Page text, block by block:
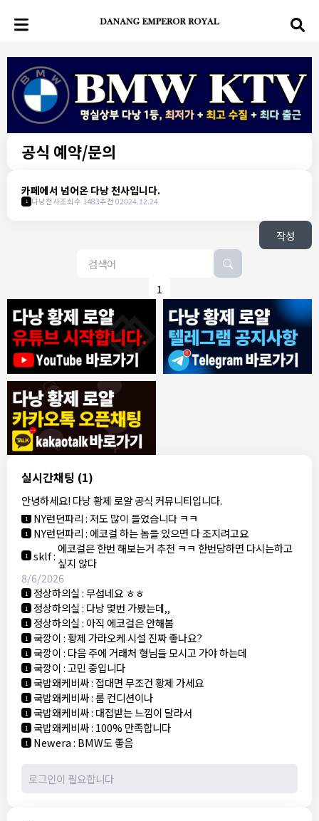
실시간채팅 (1)
안녕하세요! 다낭 황제 로얄 공식 커뮤니티입니다.
8/4/2026
1 모기한테물림:여기도 문의해보면 바로 알려줌
1 모기한테물림:정찰가보다 쌀수 없음
1 결혼안해:ㄹㅇ 팩트 ㅋㅋㅋㅋ
결혼안해:ㄹㅇ 팩트 ㅋㅋㅋㅋ
8/5/2026
NY런던파리 :다낭 에코걸 여기서 예약 가능한가요?
1 3군:에코걸 좀 조심 하는게 좋음
1 NY런던파리:저도 많이 들었습니다 ㅋㅋ
1 NY런던파리: 에코걸 하는 놈들 있으면 다 조지려고요
1 sklf: 에코걸은 한번 해보는거 추천 ㅋㅋ 한번당하면 다시는하고
싶지 않다
8/6/2026
1 정상하의실:무섭네요 ㅎㅎ
1 정상하의실: 다낭 몇번 가봤는데,,
1 정상하의실: 아직 에코걸은 안해봄
1 국깡이:황제 가라오케 시설 진짜 좋나요?
1 국깡이: 다음 주에 거래처 형님들 모시고 가야 하는데
1 국깡이:고민 중입니다
1 국밥왜케비싸: 접대면 무조건 황제 가세요
1 국밥왜케비싸:룸 컨디션이나
1 국밥왜케비싸: 대접받는 느낌이 달라서
1 국밥왜케비싸: 100% 만족합니다
1 Newera: BMW도 좋음
공식 예약/문의
카페에서 넘어온 다낭 천사입니다.
1 다낭천사조회수 1483추천 02024.12.24
작성
1